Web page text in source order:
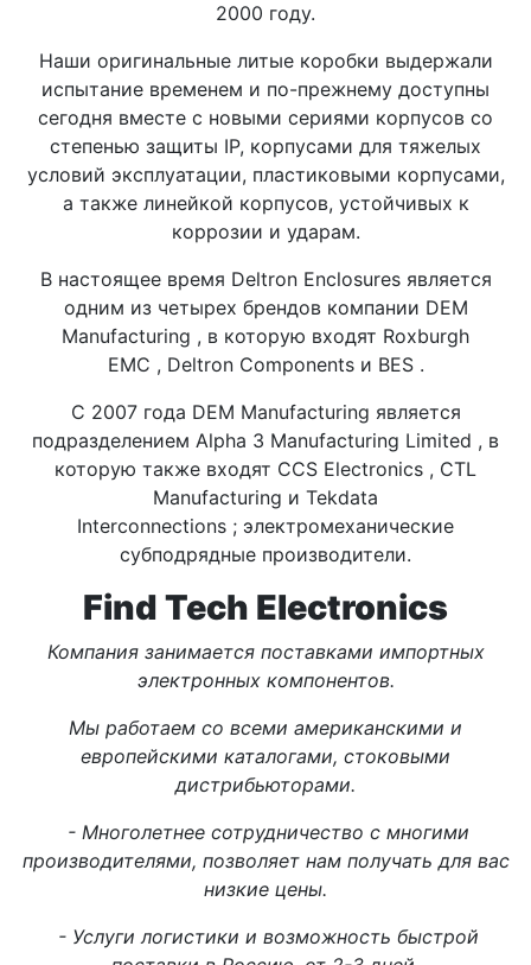
2000 году.
Наши оригинальные литые коробки выдержали
испытание временем и по-прежнему доступны
сегодня вместе с новыми сериями корпусов со
степенью защиты IP, корпусами для тяжелых
условий эксплуатации, пластиковыми корпусами,
а также линейкой корпусов, устойчивых к
коррозии и ударам.
В настоящее время Deltron Enclosures является
одним из четырех брендов компании DEM
Manufacturing , в которую входят Roxburgh
EMC , Deltron Components и BES .
С 2007 года DEM Manufacturing является
подразделением Alpha 3 Manufacturing Limited , в
которую также входят CCS Electronics , CTL
Manufacturing и Tekdata
Interconnections ; электромеханические
субподрядные производители.
Find Tech Electronics
Компания занимается поставками импортных
электронных компонентов.
Мы работаем со всеми американскими и
европейскими каталогами, стоковыми
дистрибьюторами.
- Многолетнее сотрудничество с многими
производителями, позволяет нам получать для вас
низкие цены.
- Услуги логистики и возможность быстрой